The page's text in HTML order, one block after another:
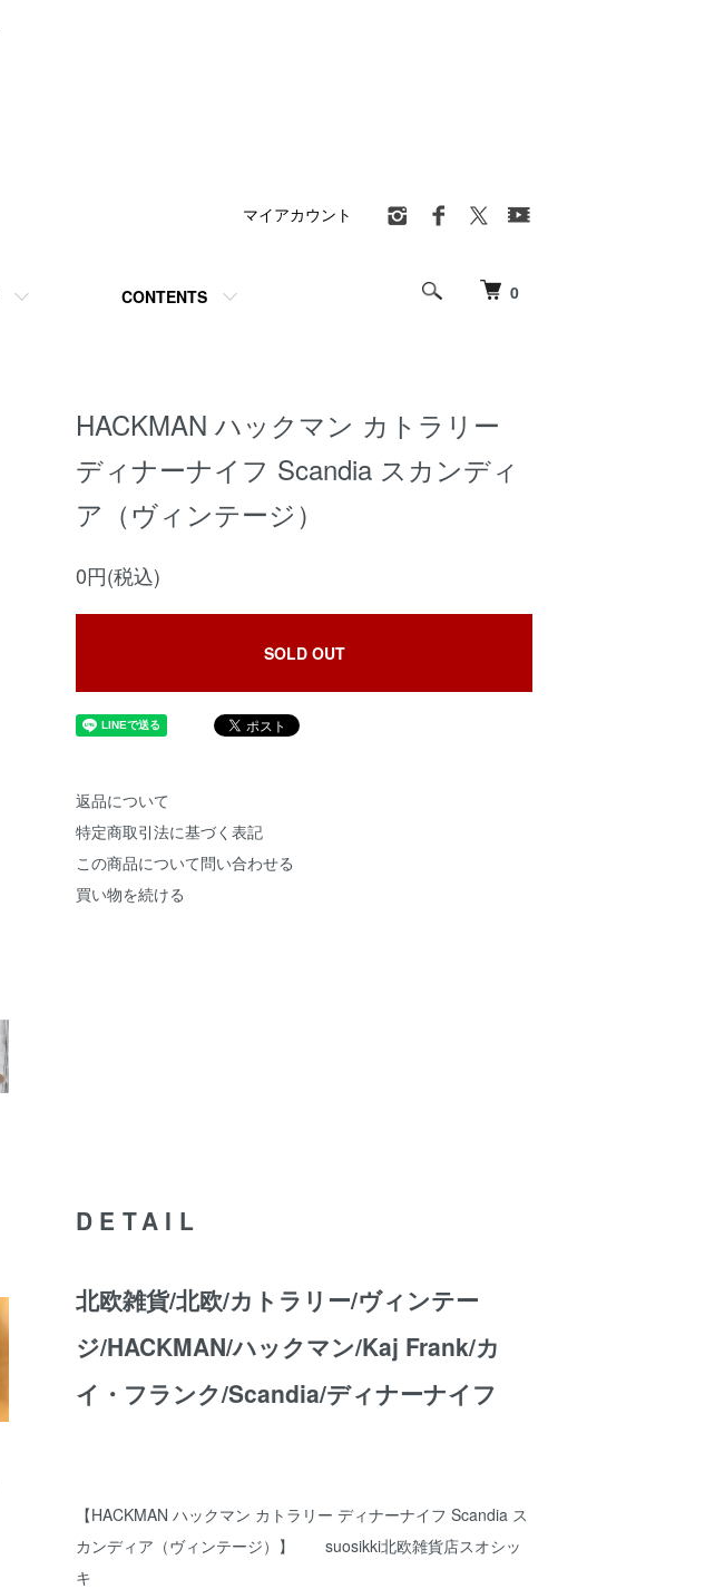
0
CONTENTS
マイアカウント
HACKMAN ハックマン カトラリー
ディナーナイフ Scandia スカンディ
ア（ヴィンテージ）
0円(税込)
SOLD OUT
返品について
特定商取引法に基づく表記
この商品について問い合わせる
買い物を続ける
DETAIL
北欧雑貨/北欧/カトラリー/ヴィンテー
ジ/HACKMAN/ハックマン/Kaj Frank/カ
イ・フランク/Scandia/ディナーナイフ
【HACKMAN ハックマン カトラリー ディナーナイフ Scandia ス
カンディア（ヴィンテージ）】 suosikki北欧雑貨店スオシッ
キ